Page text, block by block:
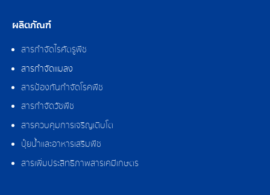
ผลิตภัณฑ์
สารกำจัดไรศัตรูพืช
สารกำจัดแมลง
สารป้องกันกำจัดโรคพืช
สารกำจัดวัชพืช
สารควบคุมการเจริญเติบโต
ปุ๋ยน้ำและอาหารเสริมพืช
สารเพิ่มประสิทธิภาพสารเคมีเกษตร